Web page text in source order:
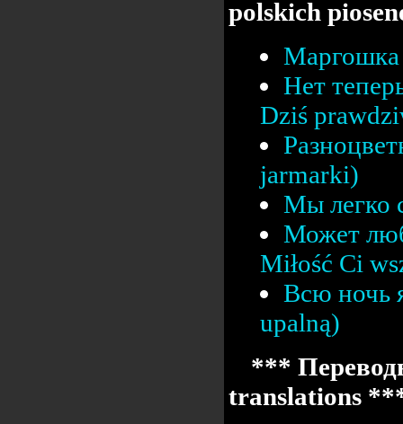
polskich
Маргошка
Нет
Dziś
jarmarki)
Мы легко
Может
Miłość Ci
Всю ночь
upalną)
***
translations